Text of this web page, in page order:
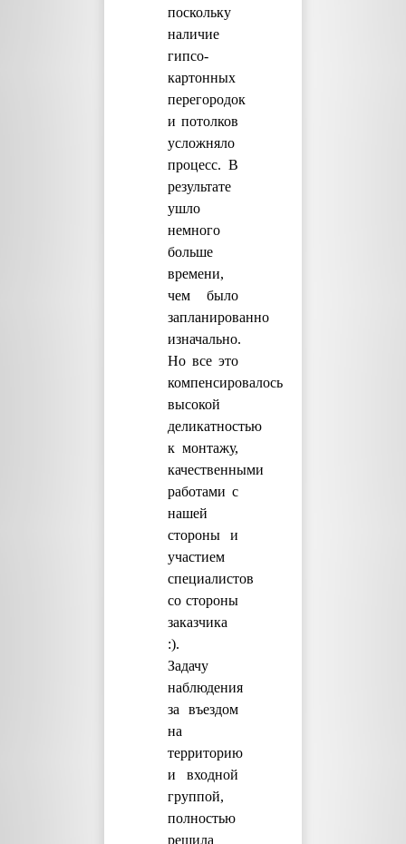
поскольку
наличие
гипсо-
картонных
перегородок
и потолков
усложняло
процесс. В
результате
ушло
немного
больше
времени,
чем было
запланированно
изначально.
Но все это
компенсировалось
высокой
деликатностью
к монтажу,
качественными
работами с
нашей
стороны и
участием
специалистов
со стороны
заказчика
:).
Задачу
наблюдения
за въездом
на
территорию
и входной
группой,
полностью
решила